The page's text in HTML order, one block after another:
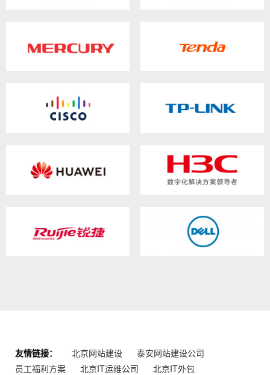
友情链接： 北京网站建设
泰安网站建设公司
员工福利方案
北京IT运维公司 北京IT外包